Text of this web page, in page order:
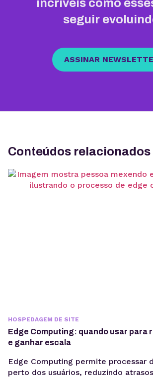
incríveis como
seguir
ASSINAR
Conteúdos relacionados
HOSPEDAGEM DE SITE
Edge Computing: quando usar para
e ganhar escala
Edge Computing permite processar
perto dos usuários, reduzindo